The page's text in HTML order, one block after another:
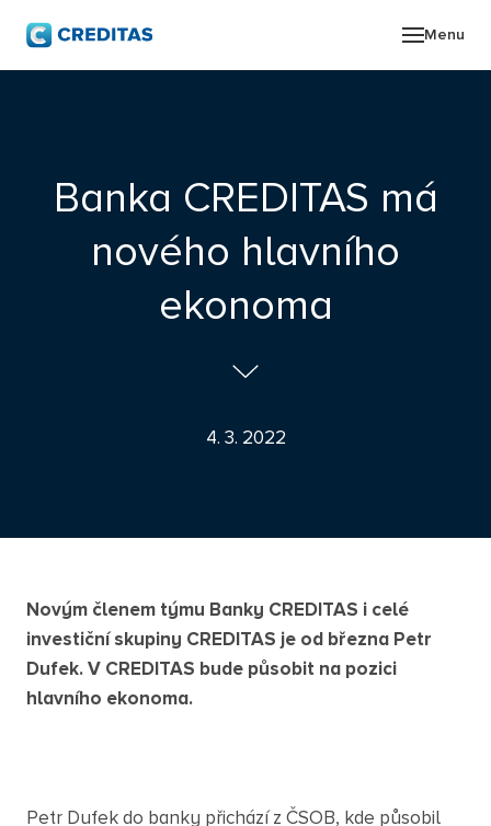
Menu
Banka CREDITAS má
nového hlavního
ekonoma
4. 3. 2022
Novým členem týmu Banky CREDITAS i celé
investiční skupiny CREDITAS je od března Petr
Dufek. V CREDITAS bude působit na pozici
hlavního ekonoma.
Petr Dufek do banky přichází z ČSOB, kde působil